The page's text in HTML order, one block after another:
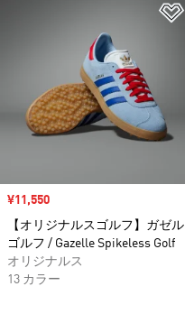
セール価格
¥11,550
【オリジナルスゴルフ】ガゼル
ゴルフ / Gazelle Spikeless Golf
オリジナルス
13 カラー